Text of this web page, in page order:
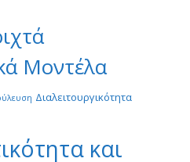
Μοντέλα
Διαλειτουργικότητα
και